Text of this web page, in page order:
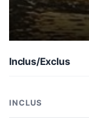
Inclus/Exclus
INCLUS